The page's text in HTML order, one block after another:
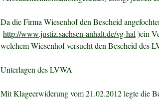
Da die Firma Wiesenhof den Bescheid
http://www.justiz.sachsen-anhalt.de/vg-hal )ein
welchem Wiesenhof versucht den Bescheid des
Unterlagen des LVWA
Mit Klageerwiderung vom 21.02.2012 legte die